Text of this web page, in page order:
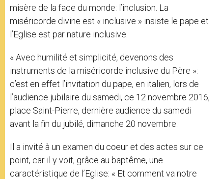
misère de la face du monde: l’inclusion. La
miséricorde divine est « inclusive » insiste le pape et
l’Eglise est par nature inclusive.
« Avec humilité et simplicité, devenons des
instruments de la miséricorde inclusive du Père »:
c’est en effet l’invitation du pape, en italien, lors de
l’audience jubilaire du samedi, ce 12 novembre 2016,
place Saint-Pierre, dernière audience du samedi
avant la fin du jubilé, dimanche 20 novembre.
Il a invité à un examen du coeur et des actes sur ce
point, car il y voit, grâce au baptême, une
caractéristique de l’Eglise: « Et comment va notre